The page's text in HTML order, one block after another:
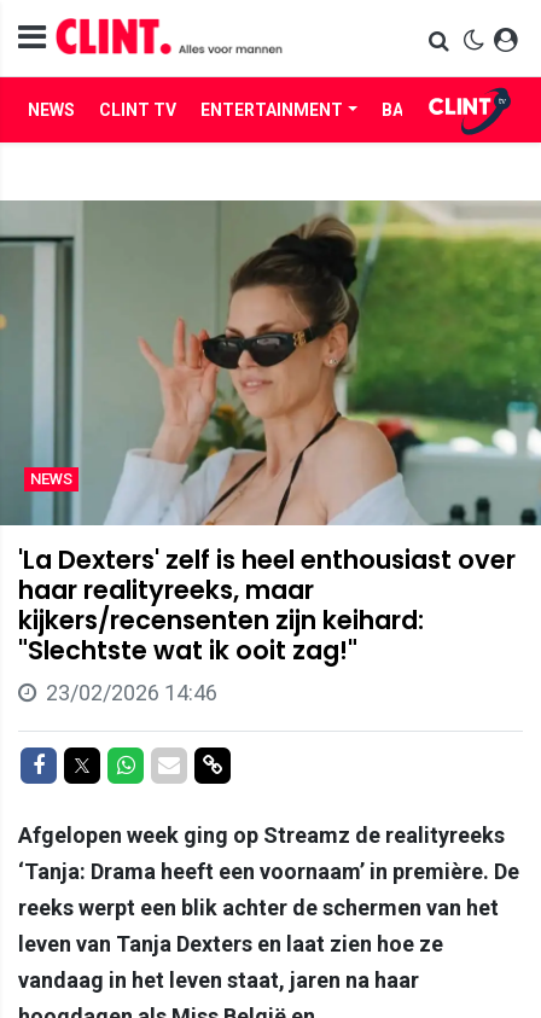
NEWS CLINT TV ENTERTAINMENT BABES LIFE
NEWS
'La Dexters' zelf is heel enthousiast over
haar realityreeks, maar
kijkers/recensenten zijn keihard:
"Slechtste wat ik ooit zag!"
23/02/2026 14:46
Delen op Facebook
Delen op Twitter
Delen op Whatsapp
Delen via Mail
Delen via link
Afgelopen week ging op Streamz de realityreeks
‘Tanja: Drama heeft een voornaam’ in première. De
reeks werpt een blik achter de schermen van het
leven van Tanja Dexters en laat zien hoe ze
vandaag in het leven staat, jaren na haar